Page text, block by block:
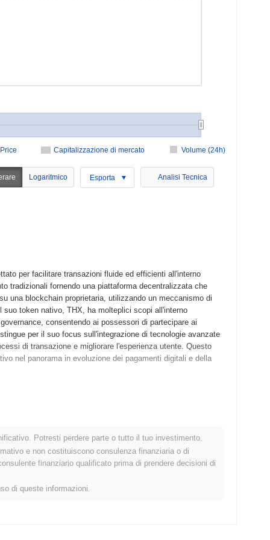
Capitalizzazione di mercato Volume (24h)
Price
Logaritmico Esporta Analisi Tecnica
per facilitare transazioni fluide ed efficienti all'interno
tradizionali fornendo una piattaforma decentralizzata che
una blockchain proprietaria, utilizzando un meccanismo di
token nativo, THX, ha molteplici scopi all'interno
consentendo ai possessori di partecipare ai
per il suo focus sull'integrazione di tecnologie avanzate
di transazione e migliorare l'esperienza utente. Questo
nel panorama in evoluzione dei pagamenti digitali e della
il proprio whitepaper, delineando la visione e il framework
al lancio del mainnet nel settembre 2019, segnando il
è concentrato sulla creazione di una piattaforma
e nei servizi digitali. La distribuzione iniziale del token è
che ha aiutato a raccogliere fondi per ulteriori sviluppi e
Potresti perdere parte o tutto il tuo investimento.
e non costituiscono consulenza finanziaria o di
finanziario qualificato prima di prendere decisioni di
di queste informazioni.